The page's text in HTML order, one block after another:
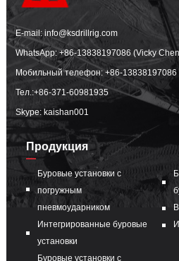
E-mail:info@ksdrillrig.com
WhatsApp:+86-13838197086 (Vicky
Мобильный телефон:+86-13838197086
Тел.:+86-371-60981935
Skype: kaishan001
Продукция
Буровые установки с
погружным
пневмоударником
Интегрированные буровые
установки
Буровые установки с